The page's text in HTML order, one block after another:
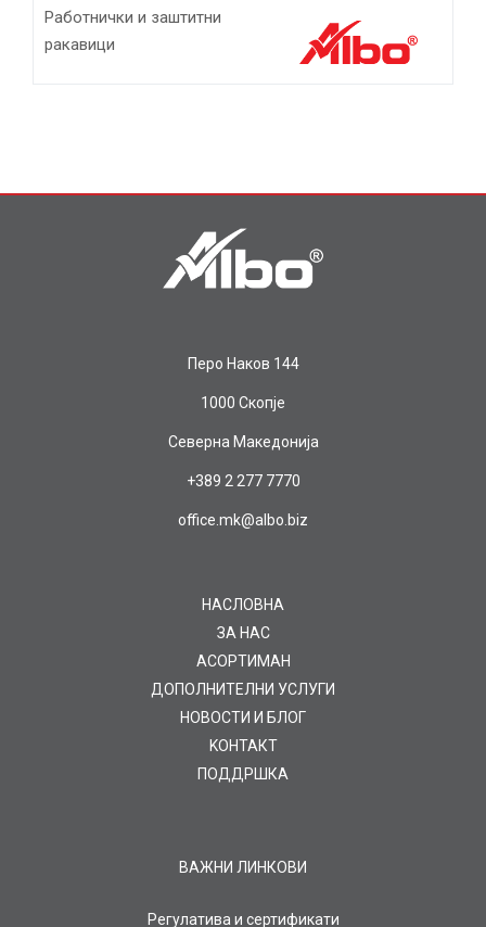
Работнички и заштитни
ракавици
Перо Наков 144
1000 Скопје
Северна Македонија
+389 2 277 7770
office.mk@albo.biz
НАСЛОВНА
ЗА НАС
AСОРТИМАН
ДОПОЛНИТЕЛНИ УСЛУГИ
НОВОСТИ И БЛОГ
KOНТАКТ
ПОДДРШКА
ВАЖНИ ЛИНКОВИ
Регулатива и сертификати